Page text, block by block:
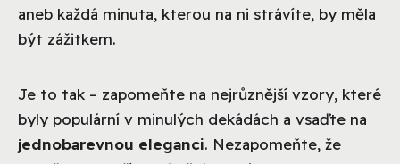
aneb každá minuta, kterou na ni strávíte, by měla
být zážitkem.
Je to tak – zapomeňte na nejrůznější vzory, které
byly populární v minulých dekádách a vsaďte na
jednobarevnou eleganci. Nezapomeňte, že